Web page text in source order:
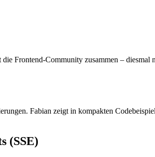
die Frontend-Community zusammen – diesmal
Fabian zeigt in kompakten
(SSE)